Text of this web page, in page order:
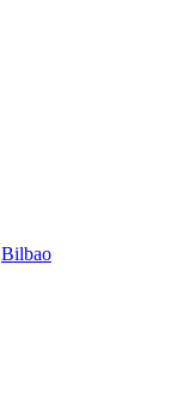
Bilbao